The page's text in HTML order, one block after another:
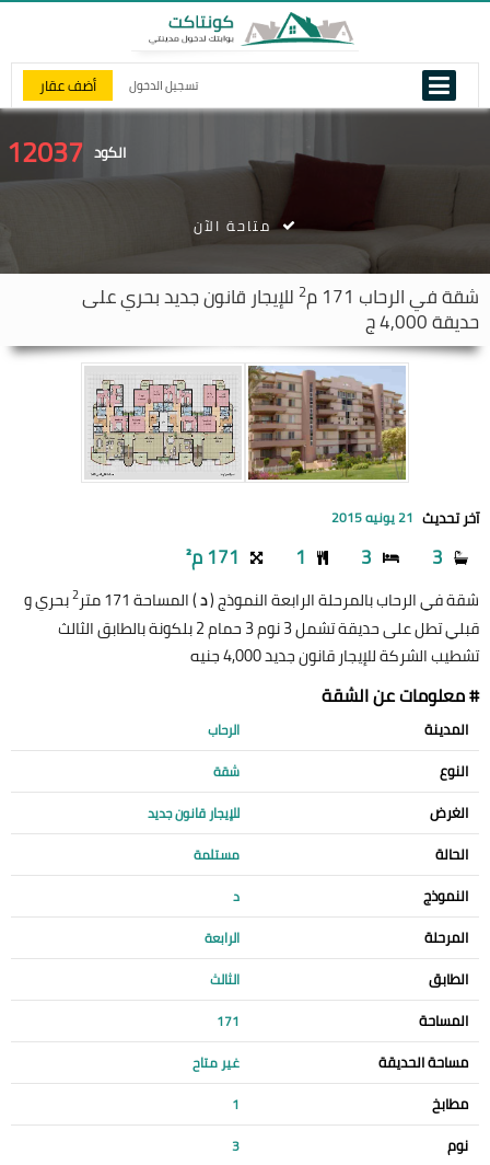
تسجيل الدخول أضف عقار
الكود 12037
شقة فيالرحاب 2 للإيجار قانون جديد بحري على
حديقة 4,000 ج
متاحة الآن
آخر تحديث 21 يونيه 2015
3
3
1 171 م²
شقة في الرحاب بالمرحلة الرابعة النموذج (د) المساحة 171 متر 2بحري و
قبلي تطل على حديقة تشمل 3 نوم 3 حمام 2 بلكونة بالطابق الثالث
تشطيب الشركة للإيجار قانون جديد 4,000 جنيه
# معلومات عن الشقة
المدينة الرحاب
النوع شقة
الغرض للإيجار قانون جديد
الحالة مستلمة
النموذج د
المرحلة الرابعة
الطابق الثالث
المساحة 171
مساحة الحديقة غير متاح
مطابخ 1
نوم 3